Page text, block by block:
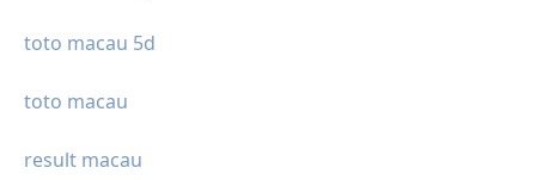
toto macau 5d
toto macau
result macau